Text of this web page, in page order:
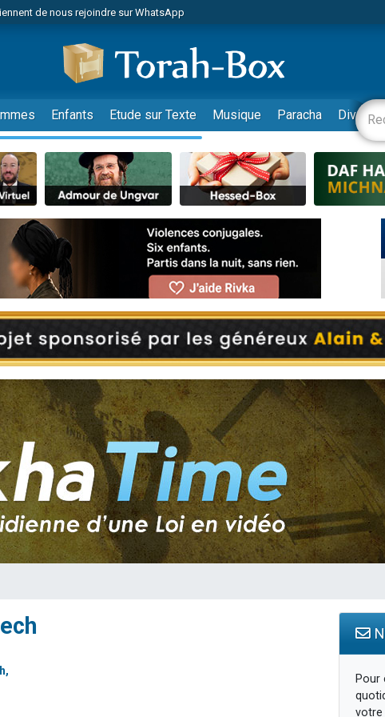
de nous rejoindre sur WhatsApp
donner son Maasser
viennent de faire un don pour 5 jours de vacances aux Orphelins
viennent de faire un don pour Diane, 80 ans, dans un appartement insalubre
de demander une bénédiction
de nous rejoindre sur WhatsApp
viennent de faire un don pour Sauvez la jambe de Yohan
pour étudier en groupe sur Zoom
musiques dans Torah-Box Music
de nous rejoindre sur WhatsApp
de nous rejoindre sur WhatsApp
de nous rejoindre sur WhatsApp
viennent de faire un don pour Tsédaka : pauvres d'Israel
viennent de demander une bénédiction
son Maasser
pour étudier en groupe sur Zoom
son Maasser
Enfants Etude sur Texte Musique Paracha
Pour
votre